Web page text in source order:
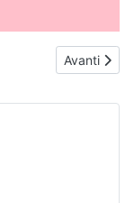
Articolo
Avanti